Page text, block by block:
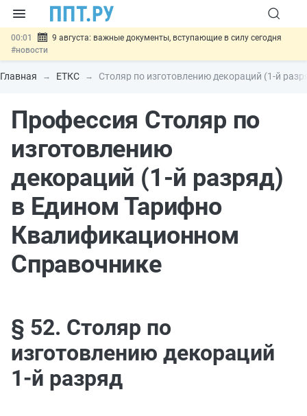
00:01
9 августа: важные документы, вступающие в силу сегодня
#новости
07.08 Подписан закон о блокировке продажи опасных товаров через
«Честный знак»#новости
07.08
Госпошлину за устранение ошибок в документах предлагают
отменить#новости
отношений#новости
Главная ЕТКС Столяр по изготовлению декораций (1-й
Профессия Столяр по
изготовлению
декораций (1-й разряд)
в Едином Тарифно
Квалификационном
Справочнике
§ 52. Столяр по
изготовлению декораций
1-й разряд